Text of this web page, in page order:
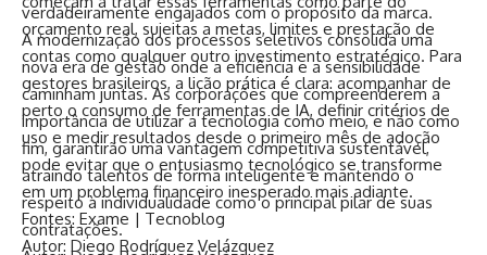
orçamento real, sujeitas a metas, limites e prestação de
contas como qualquer outro investimento estratégico. Para
gestores brasileiros, a lição prática é clara: acompanhar de
perto o consumo de ferramentas de IA, definir critérios de
uso e medir resultados desde o primeiro mês de adoção
pode evitar que o entusiasmo tecnológico se transforme
em um problema financeiro inesperado mais adiante.
Fontes: Exame | Tecnoblog
Autor: Diego Rodríguez Velázquez
verdadeiramente engajados com o propósito da marca.
A modernização dos processos seletivos consolida uma
nova era de gestão onde a eficiência e a sensibilidade
caminham juntas. As corporações que compreenderem a
importância de utilizar a tecnologia como meio, e não como
fim, garantirão uma vantagem competitiva sustentável,
atraindo talentos de forma inteligente e mantendo o
respeito à individualidade como o principal pilar de suas
contratações.